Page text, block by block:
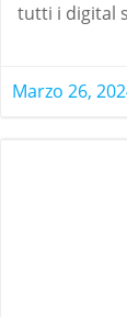
tutti i digital
Marzo 26,